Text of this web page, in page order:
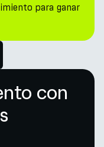
para ganar
con